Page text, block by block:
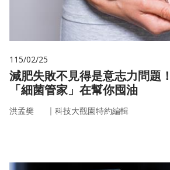
115/02/25
減肥失敗不見得是意志力問題
「細菌管家」在幫你囤油
洪孟樊 ｜ 科技大觀園特約編輯